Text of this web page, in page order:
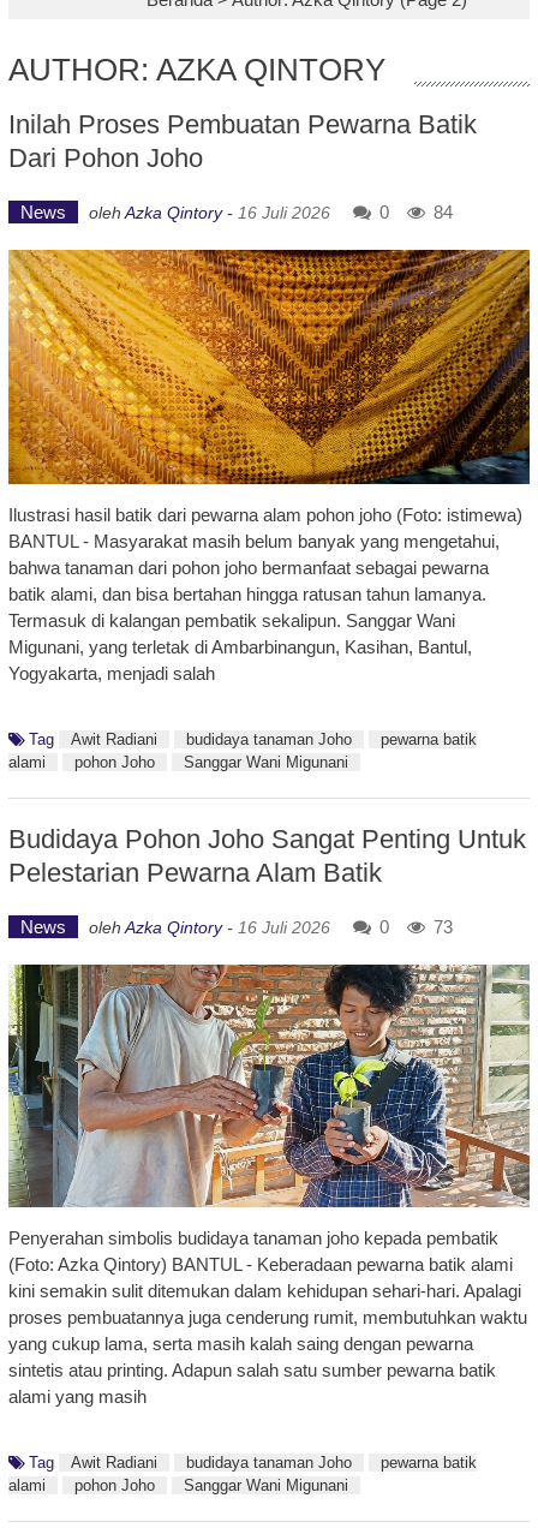
AUTHOR: AZKA QINTORY
Inilah Proses Pembuatan Pewarna Batik
Dari Pohon Joho
News oleh Azka Qintory- 16 Juli 2026 0 84
Ilustrasi hasil batik dari pewarna alam pohon joho (Foto: istimewa)
BANTUL - Masyarakat masih belum banyak yang mengetahui,
bahwa tanaman dari pohon joho bermanfaat sebagai pewarna
batik alami, dan bisa bertahan hingga ratusan tahun lamanya.
Termasuk di kalangan pembatik sekalipun. Sanggar Wani
Migunani, yang terletak di Ambarbinangun, Kasihan, Bantul,
Yogyakarta, menjadi salah
Tag Awit Radiani budidaya tanaman Joho
pewarna batik
alami
pohon Joho Sanggar Wani Migunani
Budidaya Pohon Joho Sangat Penting Untuk
Pelestarian Pewarna Alam Batik
News olehAzka Qintory- 16 Juli 2026 0 73
Penyerahan simbolis budidaya tanaman joho kepada pembatik
(Foto: Azka Qintory) BANTUL - Keberadaan pewarna batik alami
kini semakin sulit ditemukan dalam kehidupan sehari-hari. Apalagi
proses pembuatannya juga cenderung rumit, membutuhkan waktu
yang cukup lama, serta masih kalah saing dengan pewarna
sintetis atau printing. Adapun salah satu sumber pewarna batik
alami yang masih
Tag Awit Radiani budidaya tanaman Joho
pewarna batik
alami
pohon Joho Sanggar Wani Migunani